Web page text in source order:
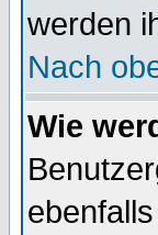
werden
Nach
Wie